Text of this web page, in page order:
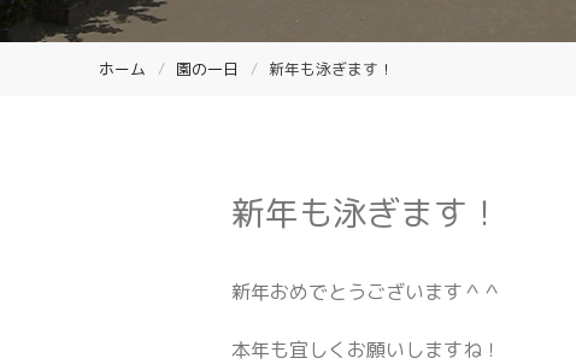
ホーム 園の一日 新年も泳ぎます！
新年も泳ぎます！
新年おめでとうございます＾＾
本年も宜しくお願いしますね！